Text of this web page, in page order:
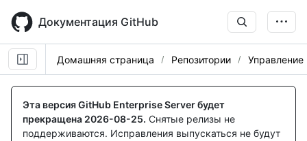
main
content
Документация GitHub
Домашняя страница Репозитории
Эта версия GitHub Enterprise Server будет
прекращена 2026-08-25. Снятые релизы не
поддерживаются. Исправления выпускаться не будут